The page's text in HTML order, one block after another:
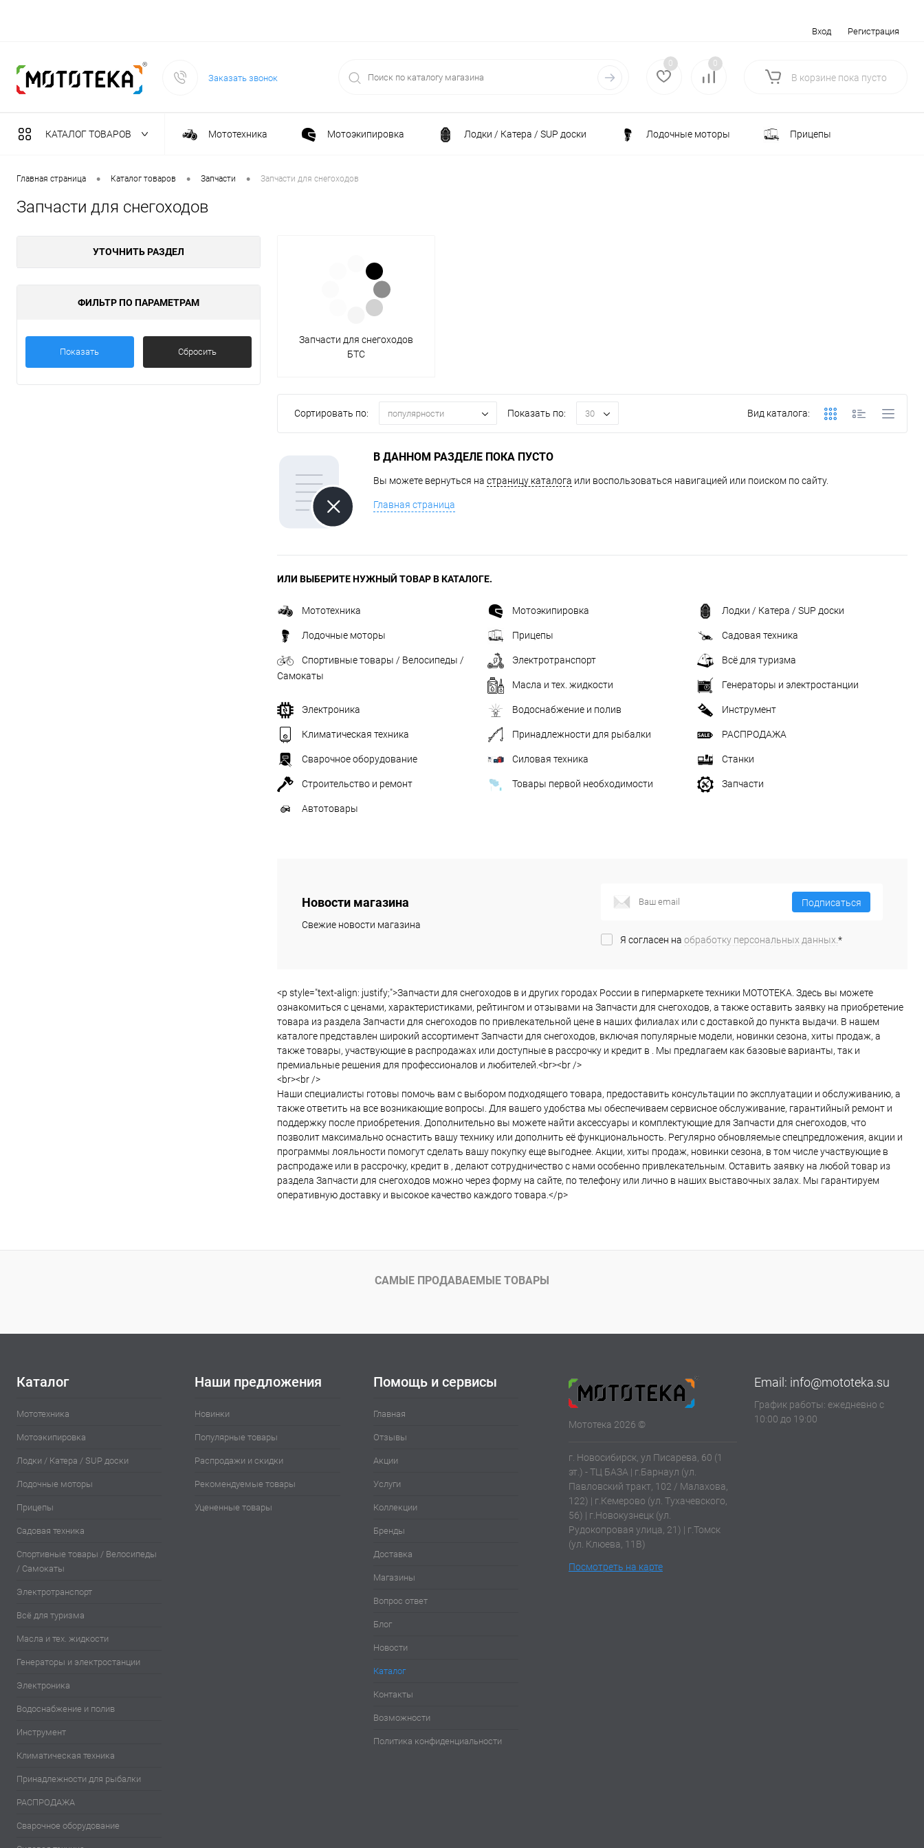
Вход Регистрация
Заказать звонок
0 0
В корзине пока пусто
КАТАЛОГ ТОВАРОВ Мототехника Мотоэкипировка Лодки / Катера / SUP доски Лодочные моторы Прицепы
Садовая техника Спортивные товары / Велосипеды / Самокаты
Силовая техника
Товары первой необходимости Запчасти
Главная страница • Каталог товаров • Запчасти • Запчасти для снегоходов
Запчасти для снегоходов
УТОЧНИТЬ РАЗДЕЛ
ФИЛЬТР ПО ПАРАМЕТРАМ
Показать Сбросить
Запчасти для снегоходов
БТС
Сортировать по: популярности Показать по: 30 Вид каталога:
В ДАННОМ РАЗДЕЛЕ ПОКА ПУСТО
Вы можете вернуться на страницу каталога или воспользоваться навигацией или поиском по сайту.
Главная страница
ИЛИ ВЫБЕРИТЕ НУЖНЫЙ ТОВАР В КАТАЛОГЕ.
Мототехника Мотоэкипировка Лодки / Катера / SUP доски
Лодочные моторы Прицепы Садовая техника
Спортивные товары / Велосипеды /
Самокаты
Электротранспорт Всё для туризма
Масла и тех. жидкости Генераторы и электростанции
Электроника Водоснабжение и полив Инструмент
Климатическая техника Принадлежности для рыбалки РАСПРОДАЖА
Сварочное оборудование Силовая техника Станки
Строительство и ремонт Товары первой необходимости Запчасти
Автотовары
Новости магазина
Свежие новости магазина
Подписаться
Я согласен на обработку персональных данных. *
<p style="text-align: justify;">Запчасти для снегоходов в и других городах России в гипермаркете техники МОТОТЕКА. Здесь вы можете
ознакомиться с ценами, характеристиками, рейтингом и отзывами на Запчасти для снегоходов, а также оставить заявку на приобретение
товара из раздела Запчасти для снегоходов по привлекательной цене в наших филиалах или с доставкой до пункта выдачи. В нашем
каталоге представлен широкий ассортимент Запчасти для снегоходов, включая популярные модели, новинки сезона, хиты продаж, а
также товары, участвующие в распродажах или доступные в рассрочку и кредит в . Мы предлагаем как базовые варианты, так и
премиальные решения для профессионалов и любителей.<br><br />
<br><br />
Наши специалисты готовы помочь вам с выбором подходящего товара, предоставить консультации по эксплуатации и обслуживанию, а
также ответить на все возникающие вопросы. Для вашего удобства мы обеспечиваем сервисное обслуживание, гарантийный ремонт и
поддержку после приобретения. Дополнительно вы можете найти аксессуары и комплектующие для Запчасти для снегоходов, что
позволит максимально оснастить вашу технику или дополнить её функциональность. Регулярно обновляемые спецпредложения, акции и
программы лояльности помогут сделать вашу покупку еще выгоднее. Акции, хиты продаж, новинки сезона, в том числе участвующие в
распродаже или в рассрочку, кредит в , делают сотрудничество с нами особенно привлекательным. Оставить заявку на любой товар из
раздела Запчасти для снегоходов можно через форму на сайте, по телефону или лично в наших выставочных залах. Мы гарантируем
оперативную доставку и высокое качество каждого товара.</p>
САМЫЕ ПРОДАВАЕМЫЕ ТОВАРЫ
Каталог
Мототехника
Мотоэкипировка
Лодки / Катера / SUP доски
Лодочные моторы
Прицепы
Садовая техника
Спортивные товары / Велосипеды
/ Самокаты
Электротранспорт
Всё для туризма
Масла и тех. жидкости
Генераторы и электростанции
Электроника
Водоснабжение и полив
Инструмент
Климатическая техника
Принадлежности для рыбалки
РАСПРОДАЖА
Сварочное оборудование
Наши предложения
Новинки
Популярные товары
Распродажи и скидки
Рекомендуемые товары
Уцененные товары
Помощь и сервисы
Главная
Отзывы
Акции
Услуги
Коллекции
Бренды
Доставка
Магазины
Вопрос ответ
Блог
Новости
Каталог
Контакты
Возможности
Политика конфиденциальности
Мототека 2026 ©
г. Новосибирск, ул Писарева, 60 (1
эт.) - ТЦ БАЗА | г.Барнаул (ул.
Павловский тракт, 102 / Малахова,
122) | г.Кемерово (ул. Тухачевского,
56) | г.Новокузнецк (ул.
Рудокопровая улица, 21) | г.Томск
(ул. Клюева, 11В)
Посмотреть на карте
Email: info@mototeka.su
График работы: ежедневно с
10:00 до 19:00